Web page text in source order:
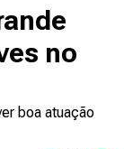
no
boa atuação